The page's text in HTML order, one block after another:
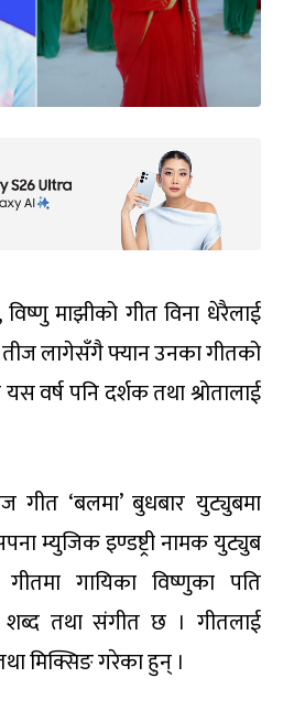
माझीको गीत विना धेरैलाई
लागेसँगै फ्यान उनका गीतको
वर्ष पनि दर्शक तथा श्रोतालाई
‘बलमा’ बुधबार युट्युबमा
म्युजिक इण्डष्ट्री नामक युट्युब
गायिका विष्णुका पति
शब्द तथा संगीत छ । गीतलाई
मिक्सिङ गरेका हुन् ।